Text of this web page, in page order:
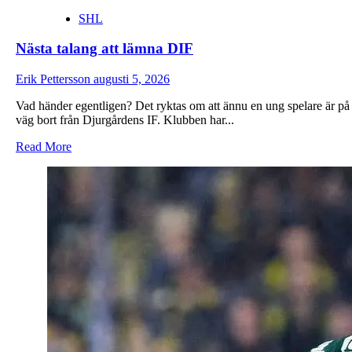
SHL
Nästa talang att lämna DIF
Erik Pettersson augusti 5, 2026
Vad händer egentligen? Det ryktas om att ännu en ung spelare är på
väg bort från Djurgårdens IF. Klubben har...
Read MoreRead
talang
lämna